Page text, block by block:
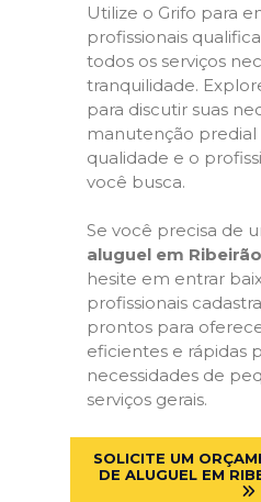
Utilize o Grifo para
profissionais
todos os serviços
tranquilidade.
para discutir suas
manutenção predial
qualidade e o
você busca.
Se você precisa de
aluguel em
hesite em entrar
profissionais
prontos para
eficientes e rápidas
necessidades de
serviços gerais.
SOLICITE UM
DE ALUGUEL EM